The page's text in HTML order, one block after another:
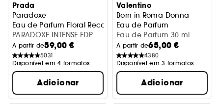
Prada
Paradoxe
Eau de Parfum Floral Recarregável para Senhora
PARADOXE INTENSE EDP
30ML
A partir de59,00 €
5031
Disponível em 4 formatos
Adicionar
Valentino
Born in Roma Donna
Eau de Parfum
Eau de Parfum 30 ml
A partir de65,00 €
4380
Disponível em 3 formatos
Adicionar